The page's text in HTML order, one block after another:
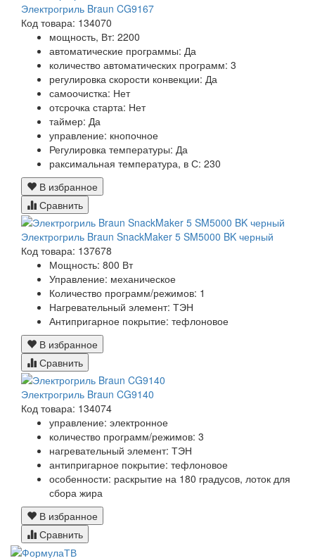
Электрогриль Braun CG9167
Код товара: 134070
мощность, Вт: 2200
автоматические программы: Да
количество автоматических программ: 3
регулировка скорости конвекции: Да
самоочистка: Нет
отсрочка старта: Нет
таймер: Да
управление: кнопочное
Регулировка температуры: Да
раксимальная температура, в С: 230
В избранное
Сравнить
Электрогриль Braun SnackMaker 5 SM5000 BK черный
Код товара: 137678
Мощность: 800 Вт
Управление: механическое
Количество программ/режимов: 1
Нагревательный элемент: ТЭН
Антипригарное покрытие: тефлоновое
В избранное
Сравнить
Электрогриль Braun CG9140
Код товара: 134074
управление: электронное
количество программ/режимов: 3
нагревательный элемент: ТЭН
антипригарное покрытие: тефлоновое
особенности: раскрытие на 180 градусов, лоток для
сбора жира
В избранное
Сравнить